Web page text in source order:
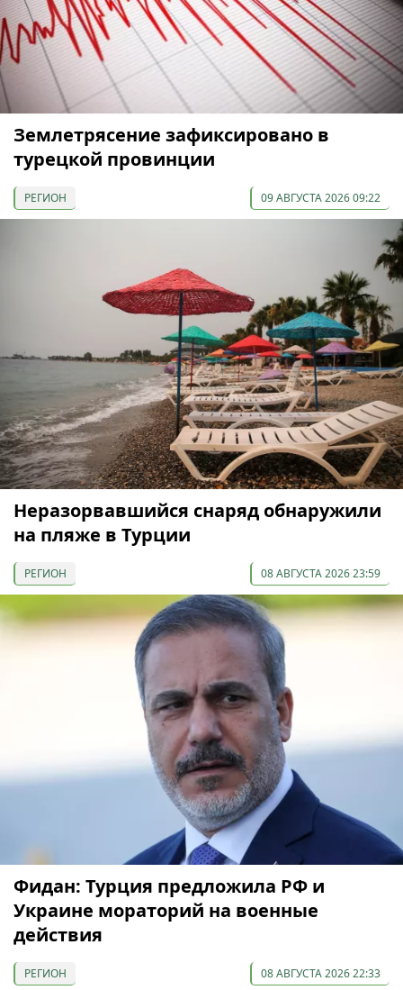
Землетрясение зафиксировано в
турецкой провинции
РЕГИОН 09 АВГУСТА 2026 09:22
Неразорвавшийся снаряд обнаружили
на пляже в Турции
РЕГИОН 08 АВГУСТА 2026 23:59
Фидан: Турция предложила РФ и
Украине мораторий на военные
действия
РЕГИОН 08 АВГУСТА 2026 22:33